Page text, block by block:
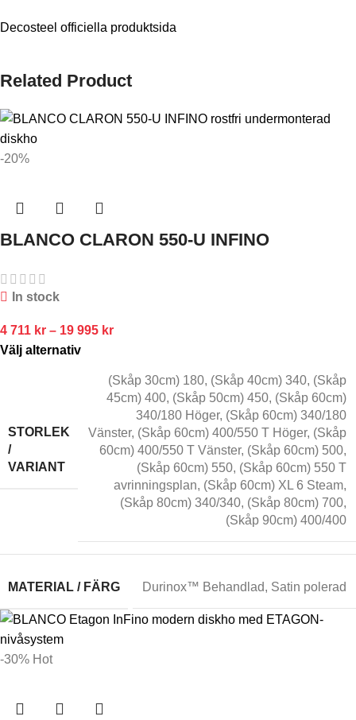
Decosteel officiella produktsida
Related Product
-20%
BLANCO CLARON 550-U INFINO
In stock
4 711 kr – 19 995 kr
Välj alternativ
STORLEK
/
VARIANT
(Skåp 30cm) 180, (Skåp 40cm) 340, (Skåp
45cm) 400, (Skåp 50cm) 450, (Skåp 60cm)
340/180 Höger, (Skåp 60cm) 340/180
Vänster, (Skåp 60cm) 400/550 T Höger, (Skåp
60cm) 400/550 T Vänster, (Skåp 60cm) 500,
(Skåp 60cm) 550, (Skåp 60cm) 550 T
avrinningsplan, (Skåp 60cm) XL 6 Steam,
(Skåp 80cm) 340/340, (Skåp 80cm) 700,
(Skåp 90cm) 400/400
MATERIAL / FÄRG Durinox™ Behandlad, Satin polerad
-30% Hot